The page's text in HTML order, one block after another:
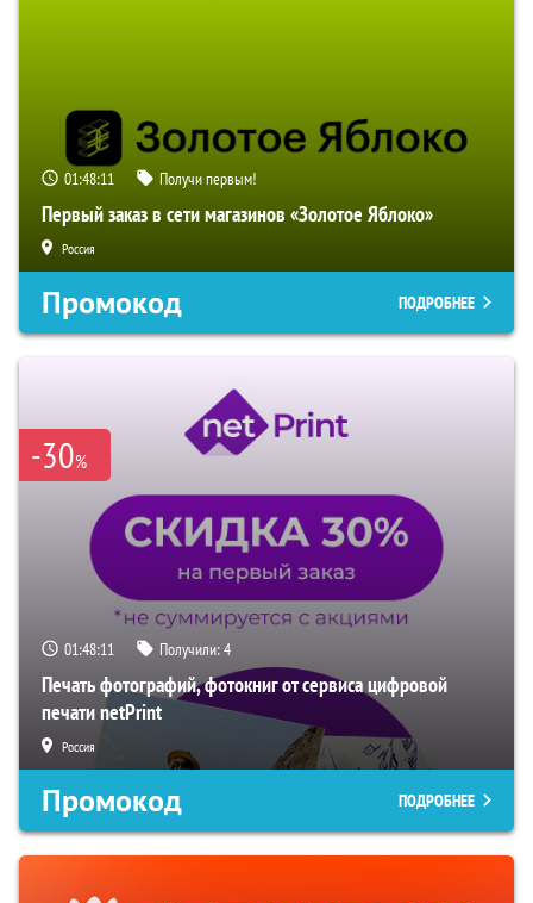
01:48:10 Получи первым!
Первый заказ в сети магазинов «Золотое Яблоко»
Россия
Промокод ПОДРОБНЕЕ
-30%
01:48:10 Получили:4
Печать фотографий, фотокниг от сервиса цифровой
печати netPrint
Россия
Промокод ПОДРОБНЕЕ